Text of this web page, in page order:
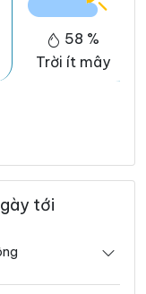
58 %
Trời ít mây
tới